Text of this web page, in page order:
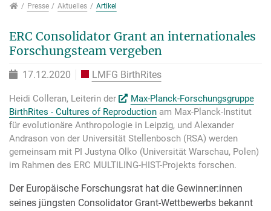
PressePresse Aktuelles Artikel
ERC Consolidator Grant an internationales
Forschungsteam vergeben
17.12.2020 LMFG BirthRites
Heidi Colleran, Leiterin der
Max-Planck-Forschungsgruppe
BirthRites - Cultures of Reproduction am Max-Planck-Institut
für evolutionäre Anthropologie in Leipzig, und Alexander
Andrason von der Universität Stellenbosch (RSA) werden
gemeinsam mit PI Justyna Olko (Universität Warschau, Polen)
im Rahmen des ERC MULTILING-HIST-Projekts forschen.
Der Europäische Forschungsrat hat die Gewinner:innen
seines jüngsten Consolidator Grant-Wettbewerbs bekannt